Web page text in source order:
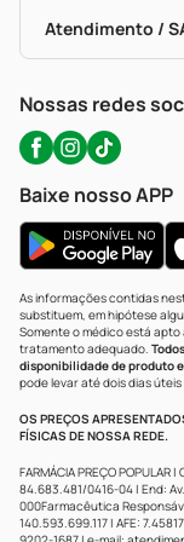
Bulas De A A Z
Políticas De
Autoteste Covid-
Certificado De
Portal Da
Atendimento /
WhatsApp (47)
Nossas redes
Baixe nosso APP
As informações contidas
substituem, em hipótese
Somente o médico está
tratamento adequado.
disponibilidade de produto
pode levar até dois dias
OS PREÇOS
FÍSICAS DE NOSSA REDE.
FARMÁCIA PREÇO
84.683.481/0416-04 | End:
000Farmacêutica
140.593.699.117 | AFE: